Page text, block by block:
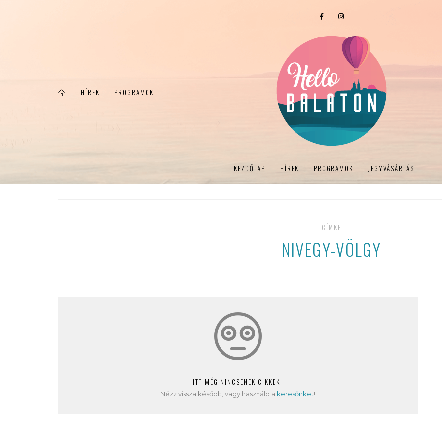
HÍREK PROGRAMOK
KEZDŐLAP HÍREK PROGRAMOK JEGYVÁSÁRLÁS
CÍMKE
NIVEGY-VÖLGY
ITT MÉG NINCSENEK CIKKEK.
Nézz vissza később, vagy használd a keresőnket!